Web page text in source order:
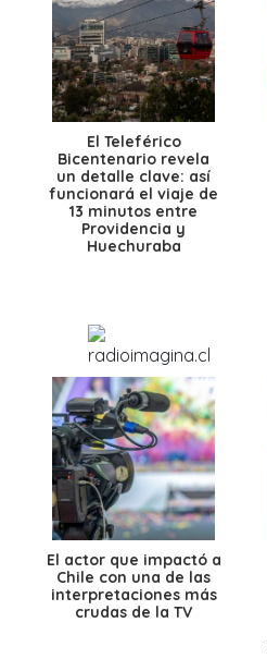
El Teleférico
Bicentenario revela
un detalle clave: así
funcionará el viaje de
13 minutos entre
Providencia y
Huechuraba
El actor que impactó a
Chile con una de las
interpretaciones más
crudas de la TV